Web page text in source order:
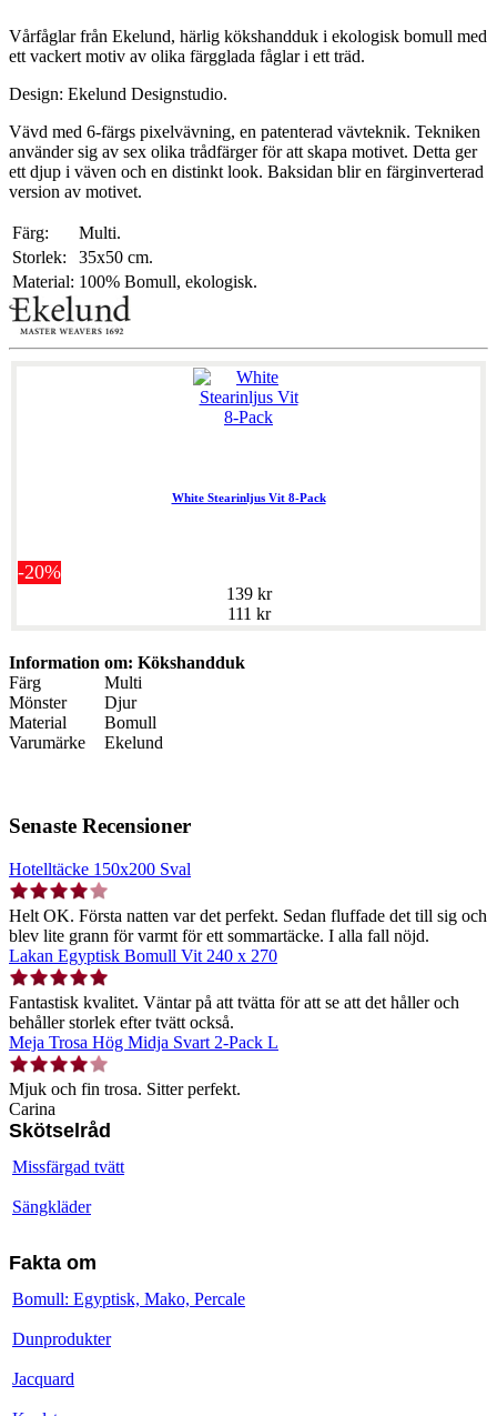
Vårfåglar från Ekelund, härlig kökshandduk i ekologisk bomull med
ett vackert motiv av olika färgglada fåglar i ett träd.
Design: Ekelund Designstudio.
Vävd med 6-färgs pixelvävning, en patenterad vävteknik. Tekniken
använder sig av sex olika trådfärger för att skapa motivet. Detta ger
ett djup i väven och en distinkt look. Baksidan blir en färginverterad
version av motivet.
Färg:
Multi.
Storlek:
35x50 cm.
Material: 100% Bomull, ekologisk.
White Stearinljus Vit 8-Pack
-20%
139 kr
111 kr
Information om: Kökshandduk
Färg
Multi
Mönster
Djur
Material
Bomull
Varumärke
Ekelund
Senaste Recensioner
Hotelltäcke 150x200 Sval
Helt OK. Första natten var det perfekt. Sedan fluffade det till sig och
blev lite grann för varmt för ett sommartäcke. I alla fall nöjd.
Lakan Egyptisk Bomull Vit 240 x 270
Fantastisk kvalitet. Väntar på att tvätta för att se att det håller och
behåller storlek efter tvätt också.
Meja Trosa Hög Midja Svart 2-Pack L
Mjuk och fin trosa. Sitter perfekt.
Carina
Skötselråd
Missfärgad tvätt
Sängkläder
Fakta om
Bomull: Egyptisk, Mako, Percale
Dunprodukter
Jacquard